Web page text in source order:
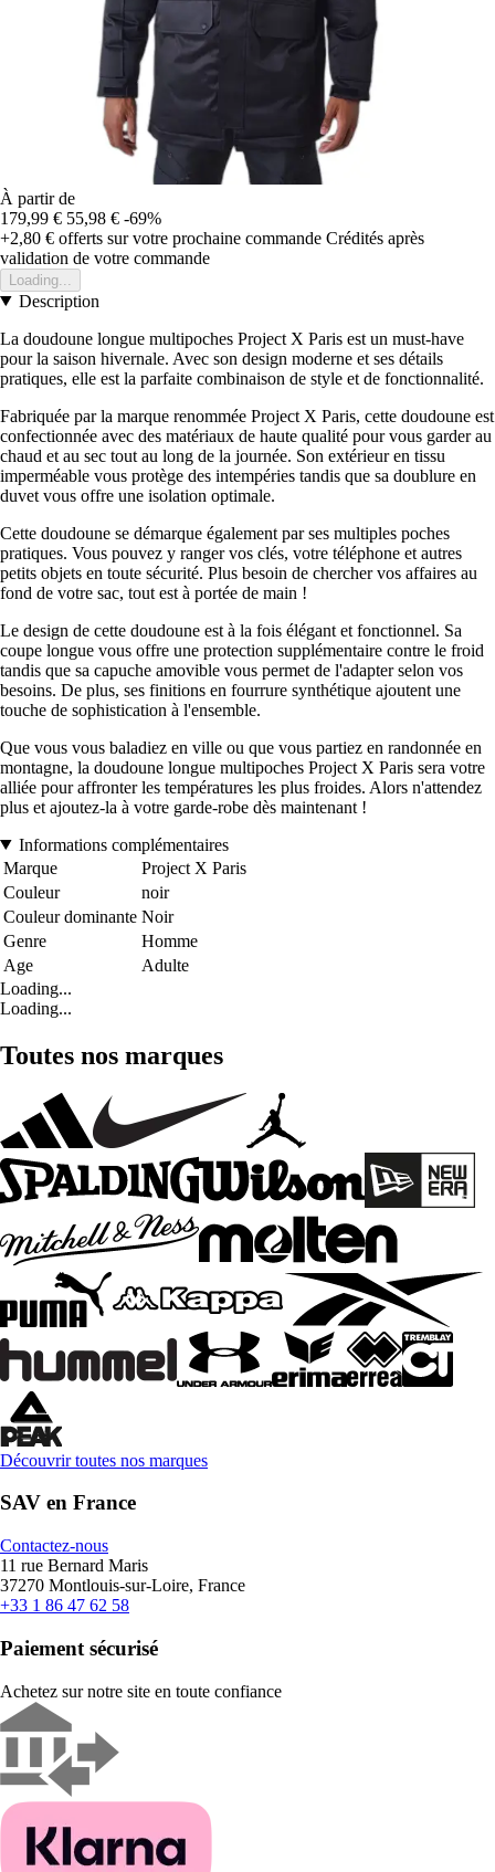
À partir de
179,99 € 55,98 € -69%
+2,80 € offerts sur votre prochaine commande Crédités après
validation de votre commande
Loading...
Description
La doudoune longue multipoches Project X Paris est un must-have
pour la saison hivernale. Avec son design moderne et ses détails
pratiques, elle est la parfaite combinaison de style et de fonctionnalité.
Fabriquée par la marque renommée Project X Paris, cette doudoune est
confectionnée avec des matériaux de haute qualité pour vous garder au
chaud et au sec tout au long de la journée. Son extérieur en tissu
imperméable vous protège des intempéries tandis que sa doublure en
duvet vous offre une isolation optimale.
Cette doudoune se démarque également par ses multiples poches
pratiques. Vous pouvez y ranger vos clés, votre téléphone et autres
petits objets en toute sécurité. Plus besoin de chercher vos affaires au
fond de votre sac, tout est à portée de main !
Le design de cette doudoune est à la fois élégant et fonctionnel. Sa
coupe longue vous offre une protection supplémentaire contre le froid
tandis que sa capuche amovible vous permet de l'adapter selon vos
besoins. De plus, ses finitions en fourrure synthétique ajoutent une
touche de sophistication à l'ensemble.
Que vous vous baladiez en ville ou que vous partiez en randonnée en
montagne, la doudoune longue multipoches Project X Paris sera votre
alliée pour affronter les températures les plus froides. Alors n'attendez
plus et ajoutez-la à votre garde-robe dès maintenant !
Informations complémentaires
Marque
Project X Paris
Couleur
noir
Couleur dominante Noir
Genre
Homme
Age
Adulte
Loading...
Loading...
Toutes nos marques
Découvrir toutes nos marques
SAV en France
Contactez-nous
11 rue Bernard Maris
37270 Montlouis-sur-Loire, France
+33 1 86 47 62 58
Paiement sécurisé
Achetez sur notre site en toute confiance